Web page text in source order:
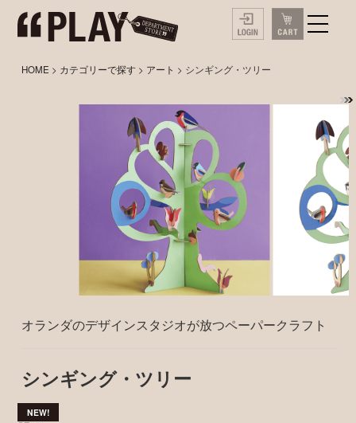
HOME > カテゴリーで探す > アート > シンギング・ツリー
オランダのデザインスタジオが放つペーパークラフト
シンギング・ツリー